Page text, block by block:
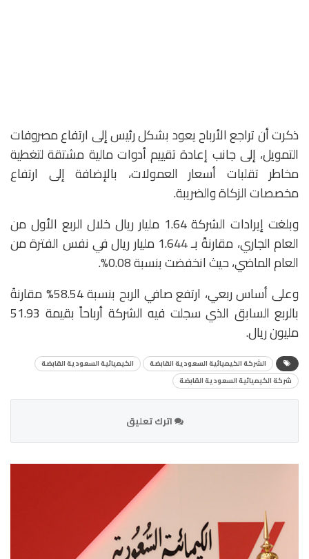
ذكرت أن تراجع الأرباح يعود بشكل رئيس إلى ارتفاع مصروفات
التمويل، إلى جانب إعادة تقييم أدوات مالية مشتقة لتغطية
مخاطر تقلبات أسعار العمولات، بالإضافة إلى ارتفاع
مخصصات الزكاة والضريبة.
وبلغت إيرادات الشركة 1.64 مليار ريال خلال الربع الأول من
العام الجاري، مقارنةً بـ 1.644 مليار ريال في نفس الفترة من
العام الماضي، حيث انخفضت بنسبة 0.08%.
وعلى أساس ربعي، ارتفع صافي الربح بنسبة 58.54% مقارنةً
بالربع السابق الذي سجلت فيه الشركة أرباحاً بقيمة 51.93
مليون ريال.
الشركة الكيميائية السعودية القابضة
الكيميائية السعودية القابضة
شركة الكيميائية السعودية القابضة
اترك تعليق